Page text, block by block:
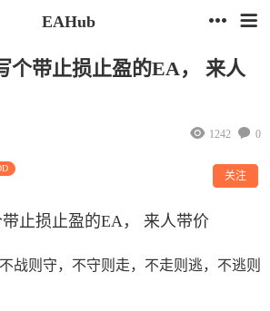
EAHub
个带止损止盈的EA， 来人
0
1242
关注
止损止盈的EA， 来人带价
战则守，不守则走，不走则逃，不逃则